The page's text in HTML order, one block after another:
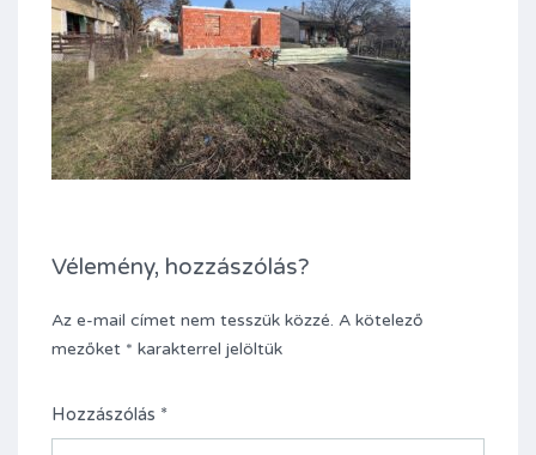
Vélemény, hozzászólás?
Az e-mail címet nem tesszük közzé. A kötelező
mezőket * karakterrel jelöltük
Hozzászólás *